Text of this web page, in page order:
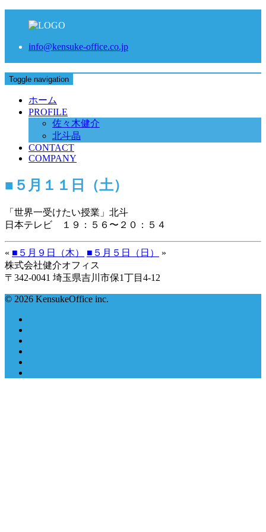
info@kensuke-office.co.jp
Toggle navigation
ホーム
PROFILE
佐々木健介
北斗晶
CONTACT
COMPANY
■５月１１日（土）
「世界一受けたい授業」北斗
日本テレビ １９：５６〜２０：５４
« ■５月９日（木） ■５月５日（日）
»
株式会社健介オフィス
〒342-0041 埼玉県吉川市保1丁目4-12
© 2026 KensukeOffice inc.